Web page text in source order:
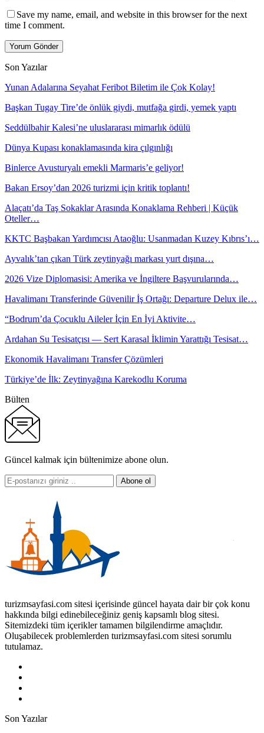
Save my name, email, and website in this browser for the next
time I comment.
Son Yazılar
Yunan Adalarına Seyahat Feribot Biletim ile Çok Kolay!
Başkan Tugay Tire’de önlük giydi, mutfağa girdi, yemek yaptı
Seddülbahir Kalesi’ne uluslararası mimarlık ödülü
Dünya Kupası konaklamasında kira çılgınlığı
Binlerce Avusturyalı emekli Marmaris’e geliyor!
Bakan Ersoy’dan 2026 turizmi için kritik toplantı!
Alaçatı’da Taş Sokaklar Arasında Konaklama Rehberi | Küçük
Oteller…
KKTC Başbakan Yardımcısı Ataoğlu: Usanmadan Kuzey Kıbrıs’ı…
Ayvalık’tan çıkan Türk zeytinyağı markası yurt dışına…
2026 Vize Diplomasisi: Amerika ve İngiltere Başvurularında…
Havalimanı Transferinde Güvenilir İş Ortağı: Departure Delux ile…
“Bodrum’da Çocuklu Aileler İçin En İyi Aktivite…
Ardahan Su Tesisatçısı — Sert Karasal İklimin Yarattığı Tesisat…
Ekonomik Havalimanı Transfer Çözümleri
Türkiye’de İlk: Zeytinyağına Karekodlu Koruma
Bülten
Güncel kalmak için bültenimize abone olun.
Abone ol
turizmsayfasi.com sitesi içerisinde güncel hayata dair bir çok konu
hakkında bilgi edinebileceğiniz geniş kapsamlı blog sitesi.
Sitemizdeki tüm içerikler tamamen bilgilendirme amaçlıdır.
Oluşabilecek problemlerden turizmsayfasi.com sitesi sorumlu
tutulamaz.
Son Yazılar